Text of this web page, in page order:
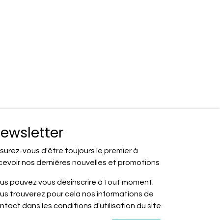
vous d'être toujours le premier à
nos dernières nouvelles et promotions
pouvez vous désinscrire à tout moment.
trouverez pour cela nos informations de
dans les conditions d'utilisation du site.